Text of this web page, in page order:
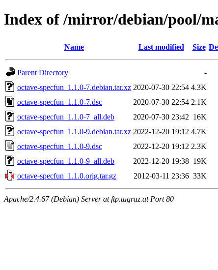
Index of /mirror/debian/pool/
Name Last modified Size
Parent Directory
-
octave-specfun_1.1.0-7.debian.tar.xz 2020-07-30 22:54 4.3K
octave-specfun_1.1.0-7.dsc
2020-07-30 22:54 2.1K
octave-specfun_1.1.0-7_all.deb
2020-07-30 23:42 16K
octave-specfun_1.1.0-9.debian.tar.xz 2022-12-20 19:12 4.7K
octave-specfun_1.1.0-9.dsc
2022-12-20 19:12 2.3K
octave-specfun_1.1.0-9_all.deb
2022-12-20 19:38 19K
octave-specfun_1.1.0.orig.tar.gz
2012-03-11 23:36 33K
Apache/2.4.67 (Debian) Server at ftp.tugraz.at Port 80